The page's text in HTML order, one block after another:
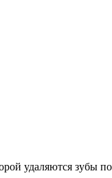
удаляются зубы по